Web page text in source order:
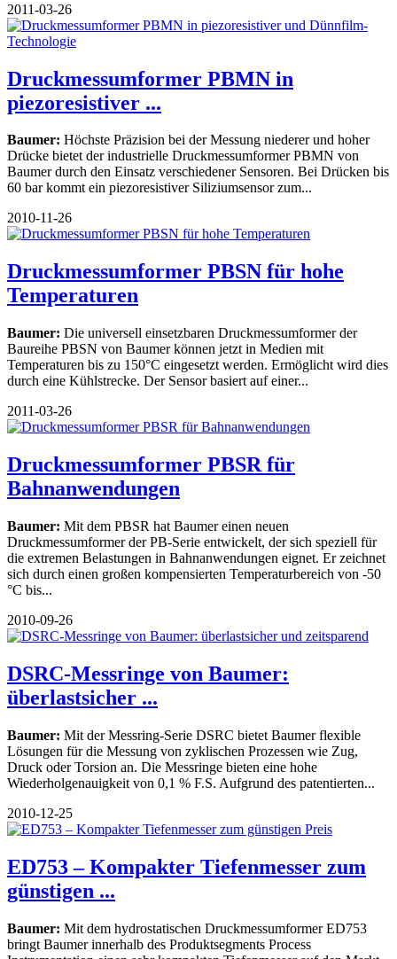
2011-03-26
Druckmessumformer PBMN in
piezoresistiver ...
Baumer: Höchste Präzision bei der Messung niederer und hoher
Drücke bietet der industrielle Druckmessumformer PBMN von
Baumer durch den Einsatz verschiedener Sensoren. Bei Drücken bis
60 bar kommt ein piezoresistiver Siliziumsensor zum...
2010-11-26
Druckmessumformer PBSN für hohe
Temperaturen
Baumer: Die universell einsetzbaren Druckmessumformer der
Baureihe PBSN von Baumer können jetzt in Medien mit
Temperaturen bis zu 150°C eingesetzt werden. Ermöglicht wird dies
durch eine Kühlstrecke. Der Sensor basiert auf einer...
2011-03-26
Druckmessumformer PBSR für
Bahnanwendungen
Baumer: Mit dem PBSR hat Baumer einen neuen
Druckmessumformer der PB-Serie entwickelt, der sich speziell für
die extremen Belastungen in Bahnanwendungen eignet. Er zeichnet
sich durch einen großen kompensierten Temperaturbereich von -50
°C bis...
2010-09-26
DSRC-Messringe von Baumer:
überlastsicher ...
Baumer: Mit der Messring-Serie DSRC bietet Baumer flexible
Lösungen für die Messung von zyklischen Prozessen wie Zug,
Druck oder Torsion an. Die Messringe bieten eine hohe
Wiederholgenauigkeit von 0,1 % F.S. Aufgrund des patentierten...
2010-12-25
ED753 – Kompakter Tiefenmesser zum
günstigen ...
Baumer: Mit dem hydrostatischen Druckmessumformer ED753
bringt Baumer innerhalb des Produktsegments Process